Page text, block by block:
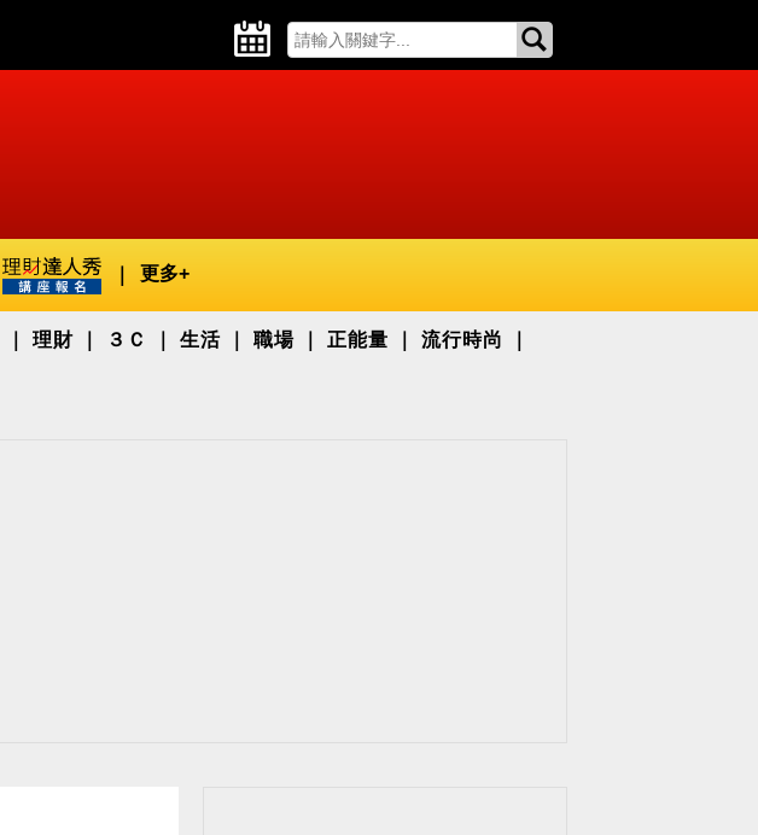
更多+
理財 ３Ｃ 生活 職場 正能量 流行時尚